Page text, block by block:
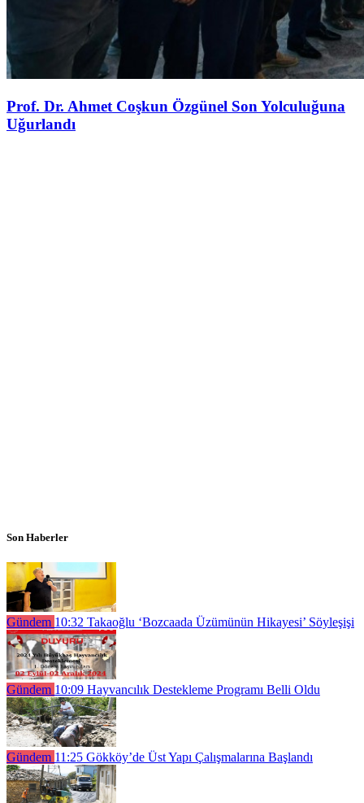
Prof. Dr. Ahmet Coşkun Özgünel Son Yolculuğuna
Uğurlandı
Son Haberler
Gündem 10:32 Takaoğlu ‘Bozcaada Üzümünün Hikayesi’ Söyleşişi
Gündem 10:09 Hayvancılık Destekleme Programı Belli Oldu
Gündem 11:25 Gökköy’de Üst Yapı Çalışmalarına Başlandı